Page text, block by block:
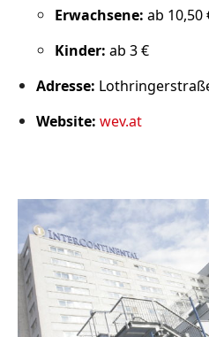
Erwachsene: ab 10,50
Kinder: ab 3 €
Adresse:
Website: wev.at